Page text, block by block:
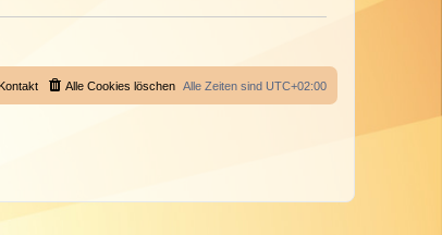
Alle Zeiten sind UTC+02:00
Alle Cookies löschen
Kontakt